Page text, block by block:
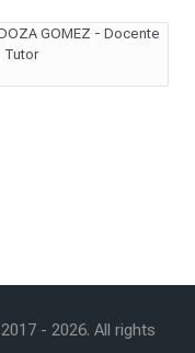
GOMEZ - Docente
Tutor
- 2026. All rights